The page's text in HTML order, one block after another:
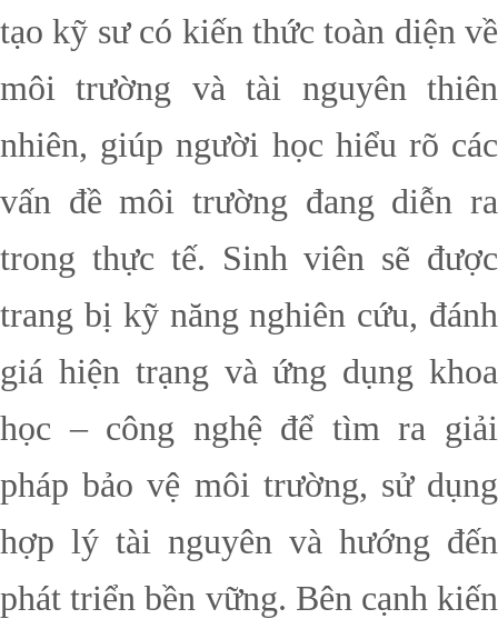
tạo kỹ sư có kiến thức toàn diện về
môi trường và tài nguyên thiên
nhiên, giúp người học hiểu rõ các
vấn đề môi trường đang diễn ra
trong thực tế. Sinh viên sẽ được
trang bị kỹ năng nghiên cứu, đánh
giá hiện trạng và ứng dụng khoa
học – công nghệ để tìm ra giải
pháp bảo vệ môi trường, sử dụng
hợp lý tài nguyên và hướng đến
phát triển bền vững. Bên cạnh kiến